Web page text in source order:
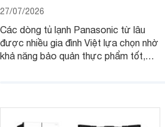
27/07/2026
Các dòng tủ lạnh Panasonic từ lâu
được nhiều gia đình Việt lựa chọn nhờ
khả năng bảo quản thực phẩm tốt,
phân khúc khiến không ít người dùng
phải cân nhắc. Trên thị trường hiện